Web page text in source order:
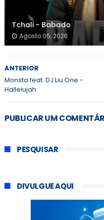
Tchali - Babado
Agosto 05, 2026
ANTERIOR
Monsta feat. DJ Liu One -
Hallelujah
PUBLICAR UM
PESQUISAR
DIVULGUE AQUI